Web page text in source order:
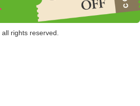
rights reserved.